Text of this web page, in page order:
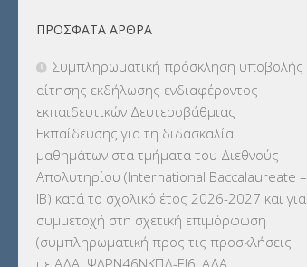
ΕΚΔΡΟΜΕΣ(7.354)
ΕΚΠΑΙΔΕΥΤΙΚΑ ΘΕΜΑΤΑ (2.824)
ΕΠΑΛ(366)
ΕΠΙΜΟΡΦΩΣΗ Τ.Π.Ε.(10)
ΕΥΡΩΠΑΪΚΑ ΠΡΟΓΡΑΜΜΑΤΑ(230)
ΚΕΣΥ(60)
ΠΡΌΣΦΑΤΑ ΆΡΘΡΑ
Συμπληρωματική πρόσκληση υποβολής
αίτησης εκδήλωσης ενδιαφέροντος
εκπαιδευτικών Δευτεροβάθμιας
Εκπαίδευσης για τη διδασκαλία
μαθημάτων στα τμήματα του Διεθνούς
Απολυτηρίου (International Baccalaureate –
IB) κατά το σχολικό έτος 2026-2027 και για
συμμετοχή στη σχετική επιμόρφωση
(συμπληρωματική προς τις προσκλήσεις